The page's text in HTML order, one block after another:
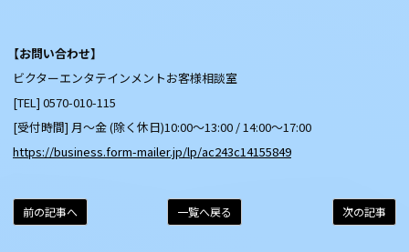
【お問い合わせ】
ビクターエンタテインメントお客様相談室
[TEL] 0570-010-115
[受付時間] 月～金 (除く休日)10:00～13:00 / 14:00～17:00
https://business.form-mailer.jp/lp/ac243c14155849
次の記事
一覧へ戻る
前の記事へ